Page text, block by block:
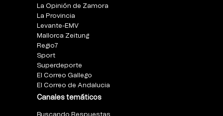
La Opinión de Zamora
La Provincia
Levante-EMV
Mallorca Zeitung
Regio7
Sport
Superdeporte
El Correo Gallego
El Correo de Andalucia
Canales temáticos